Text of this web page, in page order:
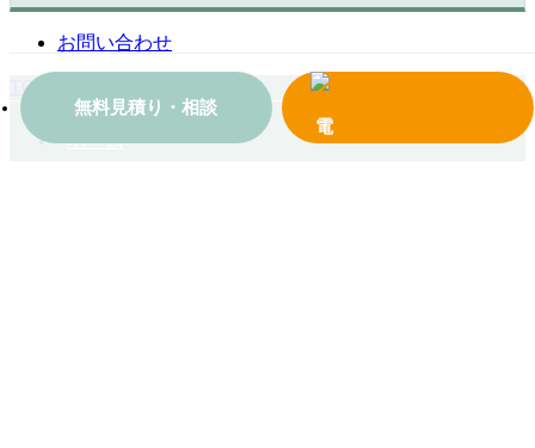
無料見積り・相談
お問い合わせ
TOPへ戻る
ホーム